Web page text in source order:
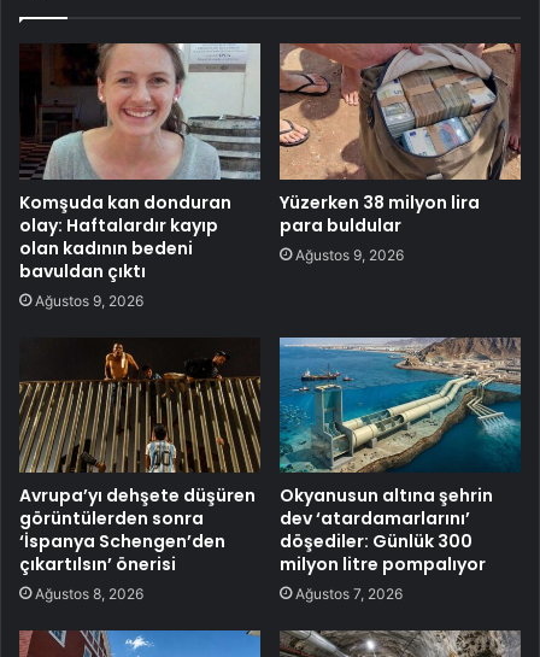
Komşuda kan donduran
olay: Haftalardır kayıp
olan kadının bedeni
bavuldan çıktı
Ağustos 9, 2026
Yüzerken 38 milyon lira
para buldular
Ağustos 9, 2026
Avrupa’yı dehşete düşüren
görüntülerden sonra
‘İspanya Schengen’den
çıkartılsın’ önerisi
Ağustos 8, 2026
Okyanusun altına şehrin
dev ‘atardamarlarını’
döşediler: Günlük 300
milyon litre pompalıyor
Ağustos 7, 2026